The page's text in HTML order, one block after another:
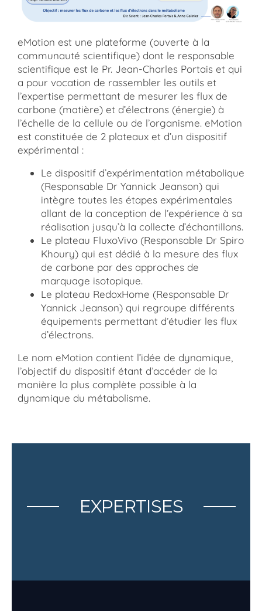
eMotion est une plateforme (ouverte à la
communauté scientifique) dont le responsable
scientifique est le Pr. Jean-Charles Portais et qui
a pour vocation de rassembler les outils et
l’expertise permettant de mesurer les flux de
carbone (matière) et d’électrons (énergie) à
l’échelle de la cellule ou de l’organisme. eMotion
est constituée de 2 plateaux et d’un dispositif
expérimental :
Le dispositif d’expérimentation métabolique
(Responsable Dr Yannick Jeanson) qui
intègre toutes les étapes expérimentales
allant de la conception de l’expérience à sa
réalisation jusqu’à la collecte d’échantillons.
Le plateau FluxoVivo (Responsable Dr Spiro
Khoury) qui est dédié à la mesure des flux
de carbone par des approches de
marquage isotopique.
Le plateau RedoxHome (Responsable Dr
Yannick Jeanson) qui regroupe différents
équipements permettant d’étudier les flux
d’électrons.
Le nom eMotion contient l’idée de dynamique,
l’objectif du dispositif étant d’accéder de la
manière la plus complète possible à la
dynamique du métabolisme.
EXPERTISES